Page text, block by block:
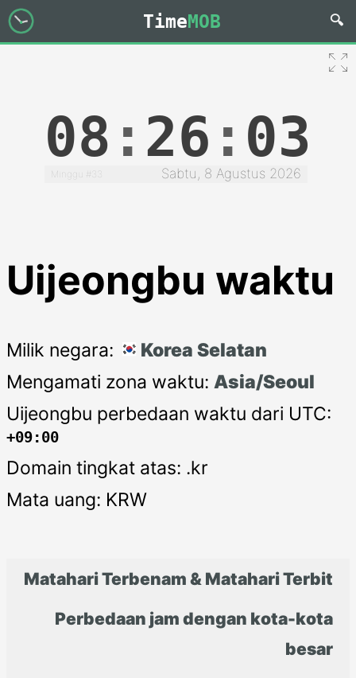
TimeMOB
08 : 26 : 03
Minggu #33 Sabtu, 8 Agustus 2026
Uijeongbu waktu
Milik negara:
Korea Selatan
Mengamati zona waktu: Asia/Seoul
Uijeongbu perbedaan waktu dari UTC:
+09:00
Domain tingkat atas: .kr
Mata uang: KRW
Matahari Terbenam & Matahari Terbit
Perbedaan jam dengan kota-kota
besar